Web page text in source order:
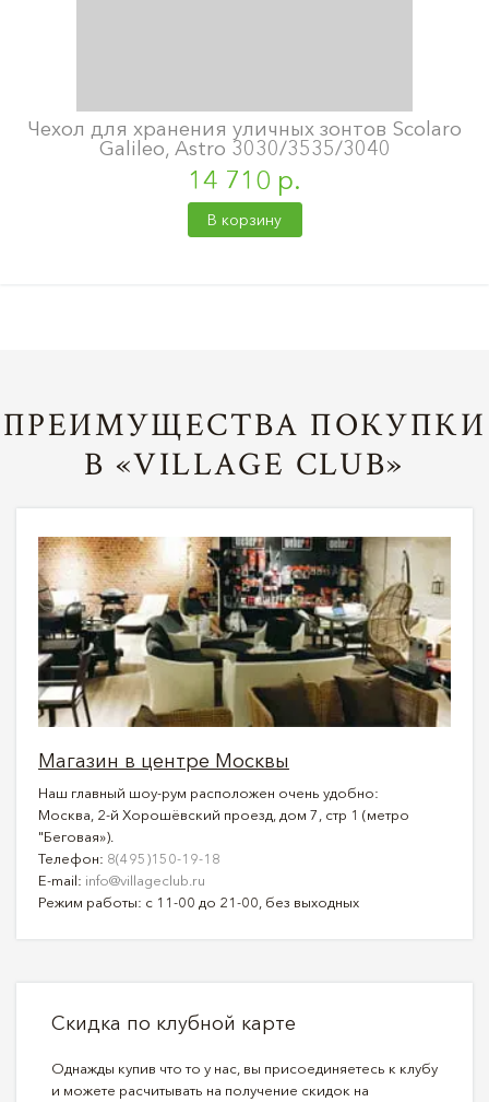
Чехол для хранения уличных зонтов Scolaro
Galileo, Astro 3030/3535/3040
14 710 р.
В корзину
ПРЕИМУЩЕСТВА ПОКУПКИ
В «VILLAGE CLUB»
Магазин в центре Москвы
Наш главный шоу-рум расположен очень удобно:
Москва, 2-й Хорошёвский проезд, дом 7, стр 1 (метро
"Беговая»).
Телефон: 8(495)150-19-18
E-mail: info@villageclub.ru
Режим работы: с 11-00 до 21-00, без выходных
Скидка по клубной карте
Однажды купив что то у нас, вы присоединяетесь к клубу
и можете расчитывать на получение скидок на